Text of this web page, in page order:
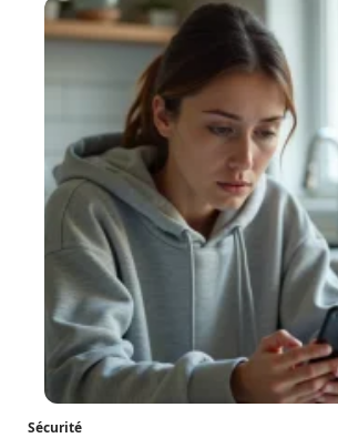
Sécurité